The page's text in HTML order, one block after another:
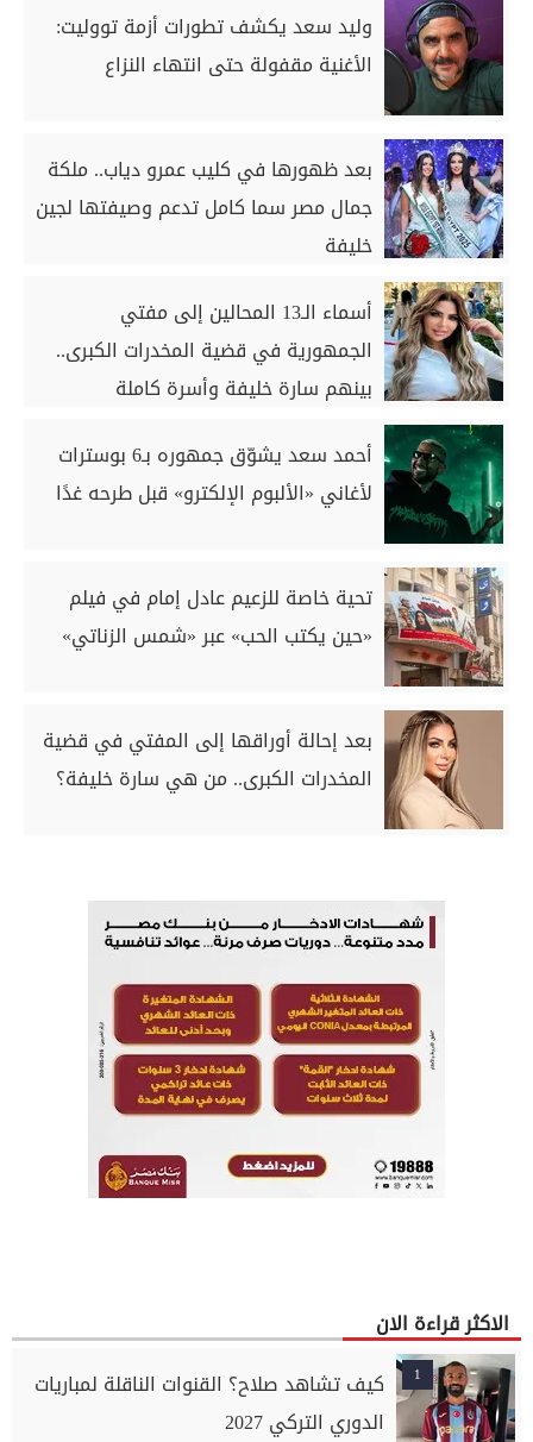
وليد سعد يكشف تطورات أزمة تووليت:
الأغنية مقفولة حتى انتهاء النزاع
بعد ظهورها في كليب عمرو دياب.. ملكة
جمال مصر سما كامل تدعم وصيفتها لجين
خليفة
أسماء الـ13 المحالين إلى مفتي
الجمهورية في قضية المخدرات الكبرى..
بينهم سارة خليفة وأسرة كاملة
أحمد سعد يشوّق جمهوره بـ6 بوسترات
لأغاني «الألبوم الإلكترو» قبل طرحه غدًا
تحية خاصة للزعيم عادل إمام في فيلم
«حين يكتب الحب» عبر «شمس الزناتي»
بعد إحالة أوراقها إلى المفتي في قضية
المخدرات الكبرى.. من هي سارة خليفة؟
الاكثر قراءة الان
1
كيف تشاهد صلاح؟ القنوات الناقلة لمباريات
الدوري التركي 2027